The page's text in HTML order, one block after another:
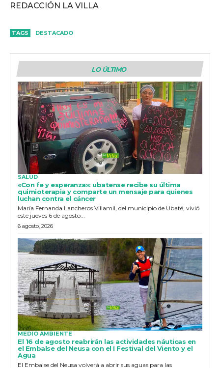
REDACCIÓN LA VILLA
TAGS DESTACADO
LO ÚLTIMO
SALUD
«Con fe y esperanza»: ubatense recibe su última
quimioterapia y comparte un mensaje para quienes
luchan contra el cáncer
María Fernanda Lancheros Villamil, del municipio de Ubaté, vivió
este jueves 6 de agosto...
6 agosto, 2026
MEDIO AMBIENTE
El 16 de agosto reabrirán las actividades náuticas en
el Embalse del Neusa con el I Festival del Viento y el
Agua
El Embalse del Neusa volverá a abrir sus aguas para las